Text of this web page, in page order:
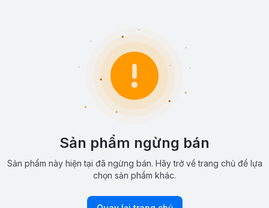
Sản phẩm ngừng bán
Sản phẩm này hiện tại đã ngừng bán. Hãy trở về trang chủ để lựa
chọn sản phẩm khác.